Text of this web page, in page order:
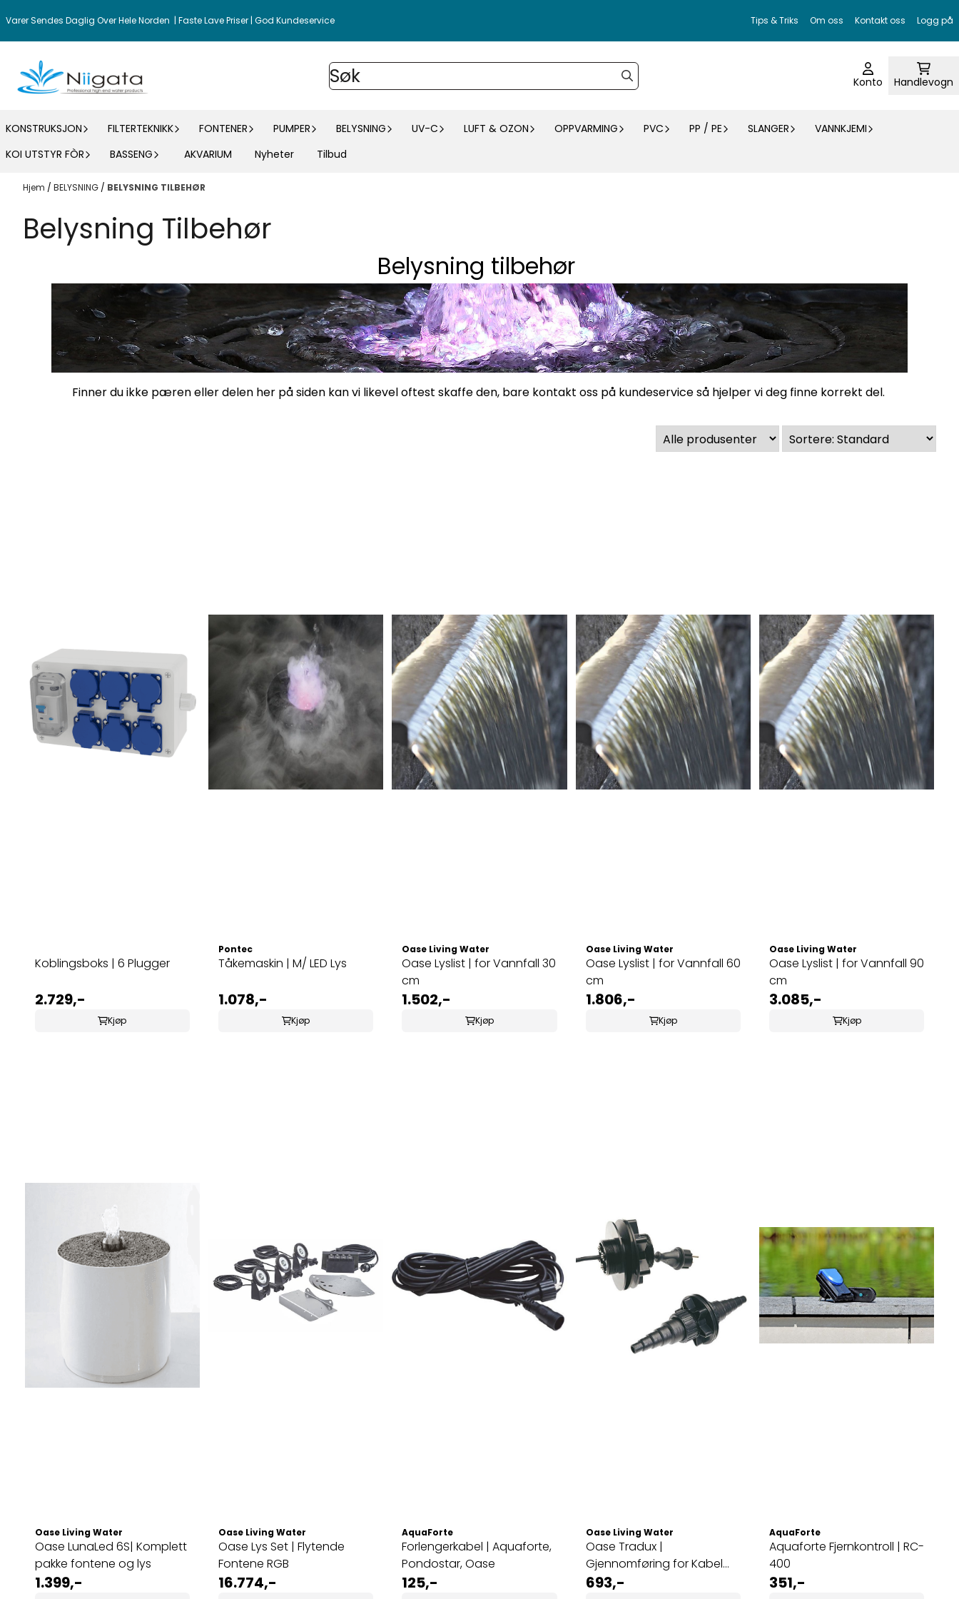
Hopp til innhold
Varer Sendes Daglig Over Hele Norden | Faste Lave Priser | God Kundeservice Tips & Triks Om oss Kontakt oss Logg på
Konto Handlevogn
KONSTRUKSJON FILTERTEKNIKK FONTENER PUMPER BELYSNING UV-C LUFT & OZON OPPVARMING PVC PP / PE SLANGER
VANNKJEMI
KOI UTSTYR FÒR
BASSENG AKVARIUM Nyheter Tilbud
Hjem / BELYSNING / BELYSNING TILBEHØR
Belysning Tilbehør
Belysning tilbehør
Finner du ikke pæren eller delen her på siden kan vi likevel oftest skaffe den, bare kontakt oss på kundeserviceså hjelper vi deg finne korrekt del.
Koblingsboks | 6 Plugger
2.729,-
Kjøp
Pontec
Tåkemaskin | M/ LED Lys
1.078,-
Kjøp
Oase Living Water
Oase Lyslist | for Vannfall 30
cm
1.502,-
Kjøp
Oase Living Water
Oase Lyslist | for Vannfall 60
cm
1.806,-
Kjøp
Oase Living Water
Oase Lyslist | for Vannfall 90
cm
3.085,-
Kjøp
Oase Living Water
Oase LunaLed 6S| Komplett
pakke fontene og lys
1.399,-
Oase Living Water
Oase Lys Set | Flytende
Fontene RGB
16.774,-
AquaForte
Forlengerkabel | Aquaforte,
Pondostar, Oase
125,-
Oase Living Water
Oase Tradux |
Gjennomføring for Kabel
og Slanger
693,-
AquaForte
Aquaforte Fjernkontroll | RC-
400
351,-